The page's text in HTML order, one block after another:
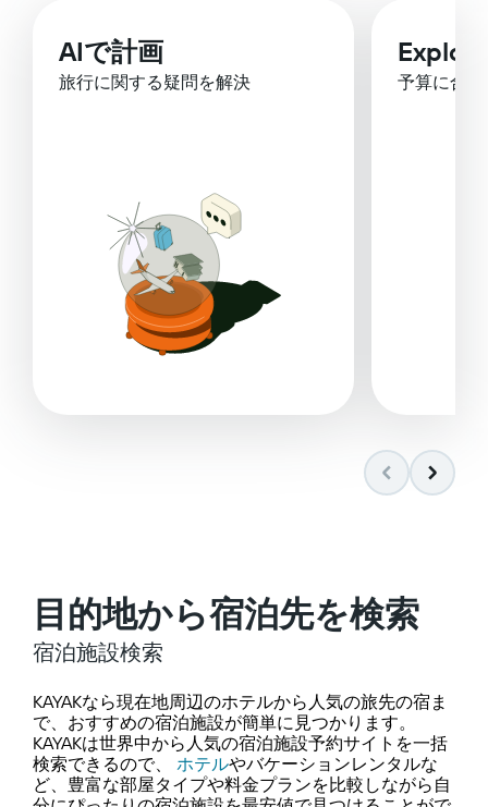
AIで計画
旅行に関する疑問を解決
Explore
予算に合
目的地から宿泊先を検索
宿泊施設検索
KAYAKなら現在地周辺のホテルから人気の旅先の宿ま
で、おすすめの宿泊施設が簡単に見つかります。
KAYAKは世界中から人気の宿泊施設予約サイトを一括
検索できるので、 ホテルやバケーションレンタルな
ど、豊富な部屋タイプや料金プランを比較しながら自